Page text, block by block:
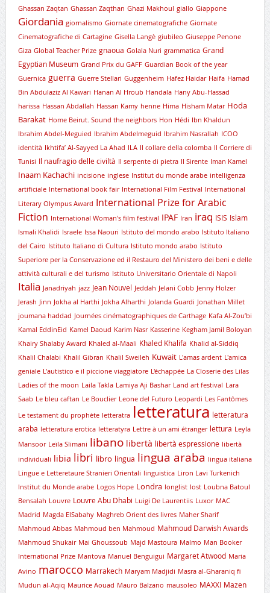
Ghassan Zaqtan Ghassan Zaqthan Ghazi Makhoul giallo Giappone
Giordania giornalismo Giornate cinematografiche Giornate
Cinematografiche di Cartagine Gisella Langè giubileo Giuseppe Penone
Giza Global Teacher Prize gnaoua Golala Nuri grammatica Grand
Egyptian Museum Grand Prix du GAFF Guardian Book of the year
Guernica guerra Guerre Stellari Guggenheim Hafez Haidar Haifa Hamad
Bin Abdulaziz Al Kawari Hanan Al Hroub Handala Hany Abu-Hassad
harissa Hassan Abdallah Hassan Kamy henne Hima Hisham Matar Hoda
Barakat Home Beirut. Sound the neighbors Hon Hédi Ibn Khaldun
Ibrahim Abdel-Meguied Ibrahim Abdelmeguid Ibrahim Nasrallah ICOO
identità Ikhtifa’ Al-Sayyed La Ahad ILA Il collare della colomba Il Corriere di
Tunisi Il naufragio delle civiltà Il serpente di pietra Il Sirente Iman Kamel
Inaam Kachachi incisione inglese Institut du monde arabe intelligenza
artificiale International book fair International Film Festival International
Literary Olympus Award International Prize for Arabic
Fiction International Woman's film festival IPAF Iran iraq ISIS Islam
Ismali Khalidi Israele Issa Naouri Istituto del mondo arabo Istituto Italiano
del Cairo Istituto Italiano di Cultura Istituto mondo arabo Istituto
Superiore per la Conservazione ed il Restauro del Ministero dei beni e delle
attività culturali e del turismo Istituto Universitario Orientale di Napoli
Italia Janadriyah jazz Jean Nouvel Jeddah Jelani Cobb Jenny Holzer
Jerash Jinn Jokha al Harthi Jokha Alharthi Jolanda Guardi Jonathan Millet
joumana haddad Journées cinématographiques de Carthage Kafa Al-Zou’bi
Kamal EddinEid Kamel Daoud Karim Nasr Kasserine Kegham Jamil Boloyan
Khairy Shalaby Award Khaled al-Maali Khaled Khalifa Khalid al-Siddiq
Khalil Chalabi Khalil Gibran Khalil Sweileh Kuwait L'amas ardent L'amica
geniale L'autistico e il piccione viaggiatore L'échappée La Closerie des Lilas
Ladies of the moon Laila Takla Lamiya Aji Bashar Land art festival Lara
Saab Le bleu caftan Le Bouclier Leone del Futuro Leopardi Les Fantômes
Le testament du prophète letteratra letteratura letteratura
araba letteratura erotica letteratyra Lettre à un ami étranger lettura Leyla
Mansoor Leïla Slimani libano libertà libertà espressione libertà
individuali
libia libri libro lingua lingua araba lingua italiana
Lingue e Letteretaure Stranieri Orientali linguistica Liron Lavi Turkenich
lnstitut du Monde arabe Logos Hope Londra longlist lost Loubna Batoul
Bensalah Louvre Louvre Abu Dhabi Luigi De Laurentiis Luxor MAC
Madrid Magda ElSabahy Maghreb Orient des livres Maher Sharif
Mahmoud Abbas Mahmoud ben Mahmoud Mahmoud Darwish Awards
Mahmoud Shukair Mai Ghoussoub Majd Mastoura Malmo Man Booker
International Prize Mantova Manuel Benguigui Margaret Atwood Maria
Avino marocco Marrakech Maryam Madjidi Masra al-Gharaniq fi
Mudun al-Aqiq Maurice Aouad Mauro Balzano mausoleo MAXXI Mazen